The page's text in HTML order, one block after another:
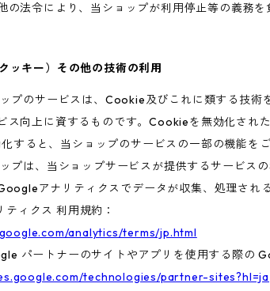
の法令により、当ショップが利用停止等の義務を
ッキー）その他の技術の利用
ップのサービスは、Cookie及びこれに類する技
ス向上に資するものです。Cookieを無効化され
すると、当ショップのサービスの一部の機能を
ップは、当ショップサービスが提供するサービ
アナリティクスでデータが収集、処理され
ィクス 利用規約：
analytics/terms/jp.html
パートナーのサイトやアプリを使用する際の
technologies/partner-sites?hl=ja